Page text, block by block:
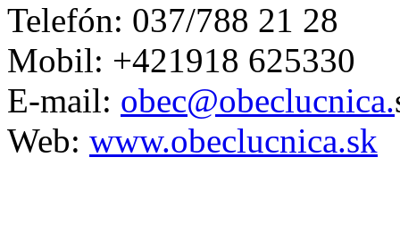
Telefón: 037/788 21 28
Mobil: +421918 625330
E-mail: obec@obeclucnica.
Web: www.obeclucnica.sk